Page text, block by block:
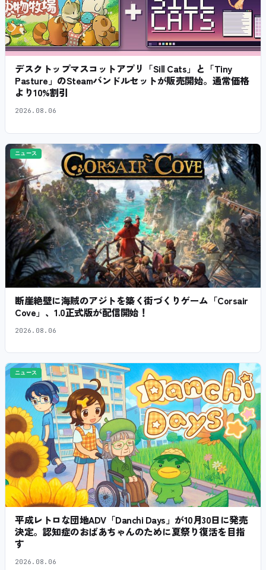
デスクトップマスコットアプリ「Sill Cats」と「Tiny
Pasture」のSteamバンドルセットが販売開始。通常価格
より10%割引
2026.08.06
ニュース
断崖絶壁に海賊のアジトを築く街づくりゲーム「Corsair
Cove」、1.0正式版が配信開始！
2026.08.06
ニュース
平成レトロな団地ADV「Danchi Days」が10月30日に発売
決定。認知症のおばあちゃんのために夏祭り復活を目指
す
2026.08.06